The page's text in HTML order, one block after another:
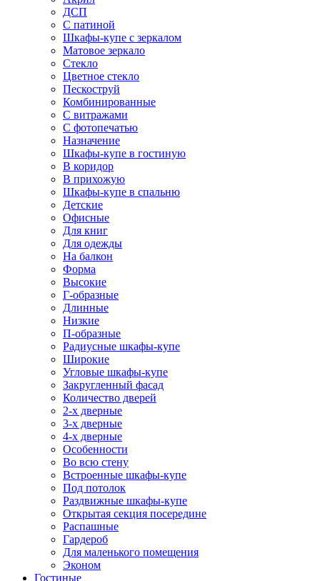
ДСП
С патиной
Шкафы-купе с зеркалом
Матовое зеркало
Стекло
Цветное стекло
Пескоструй
Комбинированные
С витражами
С фотопечатью
Назначение
Шкафы-купе в гостиную
В коридор
В прихожую
Шкафы-купе в спальню
Детские
Офисные
Для книг
Для одежды
На балкон
Форма
Высокие
Г-образные
Длинные
Низкие
П-образные
Радиусные шкафы-купе
Широкие
Угловые шкафы-купе
Закругленный фасад
Количество дверей
2-х дверные
3-х дверные
4-х дверные
Особенности
Во всю стену
Встроенные шкафы-купе
Под потолок
Раздвижные шкафы-купе
Открытая секция посередине
Распашные
Гардероб
Для маленького помещения
Эконом
Гостиные